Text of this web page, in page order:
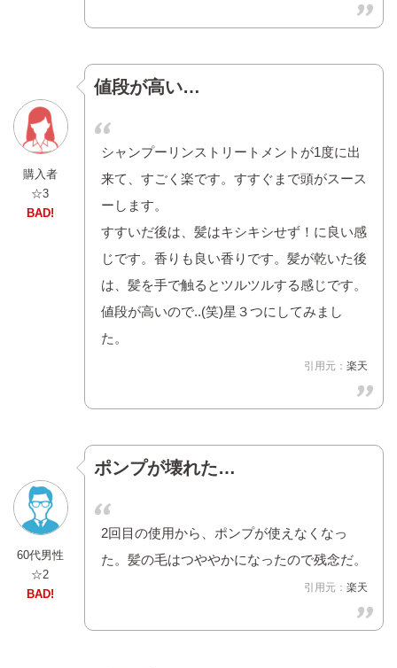
購入者
☆3
BAD!
値段が高い…
シャンプーリンストリートメントが1度に出
来て、すごく楽です。すすぐまで頭がスース
ーします。
すすいだ後は、髪はキシキシせず！に良い感
じです。香りも良い香りです。髪が乾いた後
は、髪を手で触るとツルツルする感じです。
値段が高いので..(笑)星３つにしてみまし
た。
引用元： 楽天
60代男性
☆2
BAD!
ポンプが壊れた…
2回目の使用から、ポンプが使えなくなっ
た。髪の毛はつややかになったので残念だ。
引用元： 楽天